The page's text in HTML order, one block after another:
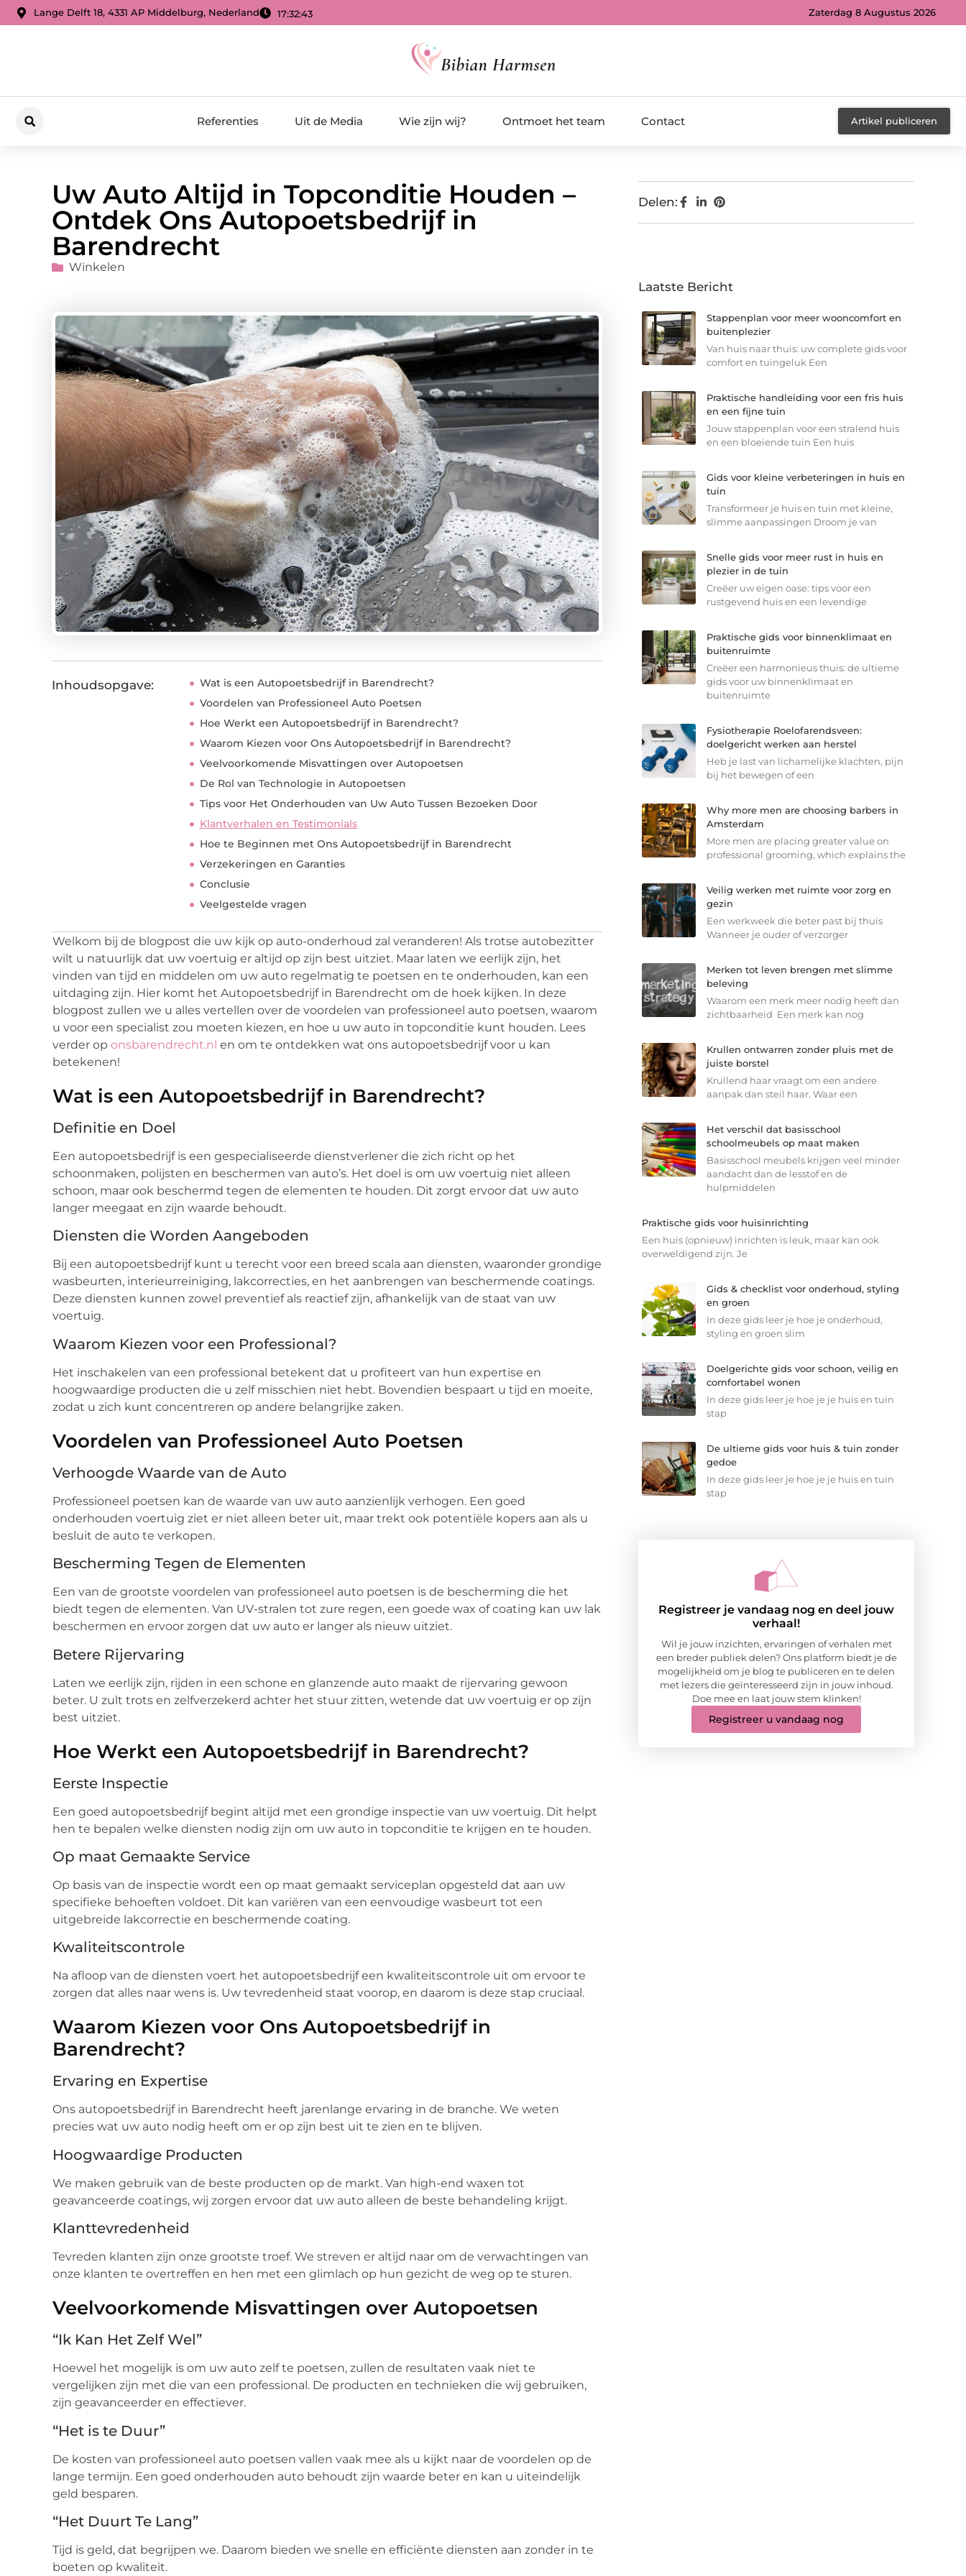
Lange Delft 18, 4331 AP Middelburg, Nederland 17:32:44 Zaterdag 8 Augustus 2026
Referenties Uit de Media Wie zijn wij? Ontmoet het team Contact Artikel publiceren
Uw Auto Altijd in Topconditie Houden –
Ontdek Ons Autopoetsbedrijf in
Barendrecht
Winkelen
Inhoudsopgave:
Wat is een Autopoetsbedrijf in Barendrecht?
Voordelen van Professioneel Auto Poetsen
Hoe Werkt een Autopoetsbedrijf in Barendrecht?
Waarom Kiezen voor Ons Autopoetsbedrijf in Barendrecht?
Veelvoorkomende Misvattingen over Autopoetsen
De Rol van Technologie in Autopoetsen
Tips voor Het Onderhouden van Uw Auto Tussen Bezoeken Door
Klantverhalen en Testimonials
Hoe te Beginnen met Ons Autopoetsbedrijf in Barendrecht
Verzekeringen en Garanties
Conclusie
Veelgestelde vragen
Welkom bij de blogpost die uw kijk op auto-onderhoud zal veranderen! Als trotse autobezitter
wilt u natuurlijk dat uw voertuig er altijd op zijn best uitziet. Maar laten we eerlijk zijn, het
vinden van tijd en middelen om uw auto regelmatig te poetsen en te onderhouden, kan een
uitdaging zijn. Hier komt het Autopoetsbedrijf in Barendrecht om de hoek kijken. In deze
blogpost zullen we u alles vertellen over de voordelen van professioneel auto poetsen, waarom
u voor een specialist zou moeten kiezen, en hoe u uw auto in topconditie kunt houden. Lees
verder op onsbarendrecht.nl en om te ontdekken wat ons autopoetsbedrijf voor u kan
betekenen!
Wat is een Autopoetsbedrijf in Barendrecht?
Definitie en Doel
Een autopoetsbedrijf is een gespecialiseerde dienstverlener die zich richt op het
schoonmaken, polijsten en beschermen van auto’s. Het doel is om uw voertuig niet alleen
schoon, maar ook beschermd tegen de elementen te houden. Dit zorgt ervoor dat uw auto
langer meegaat en zijn waarde behoudt.
Diensten die Worden Aangeboden
Bij een autopoetsbedrijf kunt u terecht voor een breed scala aan diensten, waaronder grondige
wasbeurten, interieurreiniging, lakcorrecties, en het aanbrengen van beschermende coatings.
Deze diensten kunnen zowel preventief als reactief zijn, afhankelijk van de staat van uw
voertuig.
Waarom Kiezen voor een Professional?
Het inschakelen van een professional betekent dat u profiteert van hun expertise en
hoogwaardige producten die u zelf misschien niet hebt. Bovendien bespaart u tijd en moeite,
zodat u zich kunt concentreren op andere belangrijke zaken.
Voordelen van Professioneel Auto Poetsen
Verhoogde Waarde van de Auto
Professioneel poetsen kan de waarde van uw auto aanzienlijk verhogen. Een goed
onderhouden voertuig ziet er niet alleen beter uit, maar trekt ook potentiële kopers aan als u
besluit de auto te verkopen.
Bescherming Tegen de Elementen
Een van de grootste voordelen van professioneel auto poetsen is de bescherming die het
biedt tegen de elementen. Van UV-stralen tot zure regen, een goede wax of coating kan uw lak
beschermen en ervoor zorgen dat uw auto er langer als nieuw uitziet.
Betere Rijervaring
Laten we eerlijk zijn, rijden in een schone en glanzende auto maakt de rijervaring gewoon
beter. U zult trots en zelfverzekerd achter het stuur zitten, wetende dat uw voertuig er op zijn
best uitziet.
Hoe Werkt een Autopoetsbedrijf in Barendrecht?
Eerste Inspectie
Een goed autopoetsbedrijf begint altijd met een grondige inspectie van uw voertuig. Dit helpt
hen te bepalen welke diensten nodig zijn om uw auto in topconditie te krijgen en te houden.
Op maat Gemaakte Service
Op basis van de inspectie wordt een op maat gemaakt serviceplan opgesteld dat aan uw
specifieke behoeften voldoet. Dit kan variëren van een eenvoudige wasbeurt tot een
uitgebreide lakcorrectie en beschermende coating.
Kwaliteitscontrole
Na afloop van de diensten voert het autopoetsbedrijf een kwaliteitscontrole uit om ervoor te
zorgen dat alles naar wens is. Uw tevredenheid staat voorop, en daarom is deze stap cruciaal.
Waarom Kiezen voor Ons Autopoetsbedrijf in
Barendrecht?
Ervaring en Expertise
Ons autopoetsbedrijf in Barendrecht heeft jarenlange ervaring in de branche. We weten
precies wat uw auto nodig heeft om er op zijn best uit te zien en te blijven.
Hoogwaardige Producten
We maken gebruik van de beste producten op de markt. Van high-end waxen tot
geavanceerde coatings, wij zorgen ervoor dat uw auto alleen de beste behandeling krijgt.
Klanttevredenheid
Tevreden klanten zijn onze grootste troef. We streven er altijd naar om de verwachtingen van
onze klanten te overtreffen en hen met een glimlach op hun gezicht de weg op te sturen.
Veelvoorkomende Misvattingen over Autopoetsen
“Ik Kan Het Zelf Wel”
Hoewel het mogelijk is om uw auto zelf te poetsen, zullen de resultaten vaak niet te
vergelijken zijn met die van een professional. De producten en technieken die wij gebruiken,
zijn geavanceerder en effectiever.
“Het is te Duur”
De kosten van professioneel auto poetsen vallen vaak mee als u kijkt naar de voordelen op de
lange termijn. Een goed onderhouden auto behoudt zijn waarde beter en kan u uiteindelijk
geld besparen.
“Het Duurt Te Lang”
Tijd is geld, dat begrijpen we. Daarom bieden we snelle en efficiënte diensten aan zonder in te
boeten op kwaliteit.
Delen:
Laatste Bericht
Stappenplan voor meer wooncomfort en
buitenplezier
Van huis naar thuis: uw complete gids voor
comfort en tuingeluk Een
Praktische handleiding voor een fris huis
en een fijne tuin
Jouw stappenplan voor een stralend huis
en een bloeiende tuin Een huis
Gids voor kleine verbeteringen in huis en
tuin
Transformeer je huis en tuin met kleine,
slimme aanpassingen Droom je van
Snelle gids voor meer rust in huis en
plezier in de tuin
Creëer uw eigen oase: tips voor een
rustgevend huis en een levendige
Praktische gids voor binnenklimaat en
buitenruimte
Creëer een harmonieus thuis: de ultieme
gids voor uw binnenklimaat en
buitenruimte
Fysiotherapie Roelofarendsveen:
doelgericht werken aan herstel
Heb je last van lichamelijke klachten, pijn
bij het bewegen of een
Why more men are choosing barbers in
Amsterdam
More men are placing greater value on
professional grooming, which explains the
Veilig werken met ruimte voor zorg en
gezin
Een werkweek die beter past bij thuis
Wanneer je ouder of verzorger
Merken tot leven brengen met slimme
beleving
Waarom een merk meer nodig heeft dan
zichtbaarheid Een merk kan nog
Krullen ontwarren zonder pluis met de
juiste borstel
Krullend haar vraagt om een andere
aanpak dan steil haar. Waar een
Het verschil dat basisschool
schoolmeubels op maat maken
Basisschool meubels krijgen veel minder
aandacht dan de lesstof en de
hulpmiddelen
Praktische gids voor huisinrichting
Een huis (opnieuw) inrichten is leuk, maar kan ook
overweldigend zijn. Je
Gids & checklist voor onderhoud, styling
en groen
In deze gids leer je hoe je onderhoud,
styling en groen slim
Doelgerichte gids voor schoon, veilig en
comfortabel wonen
In deze gids leer je hoe je je huis en tuin
stap
De ultieme gids voor huis & tuin zonder
gedoe
In deze gids leer je hoe je je huis en tuin
stap
Registreer je vandaag nog en deel jouw
verhaal!
Wil je jouw inzichten, ervaringen of verhalen met
een breder publiek delen? Ons platform biedt je de
mogelijkheid om je blog te publiceren en te delen
met lezers die geïnteresseerd zijn in jouw inhoud.
Doe mee en laat jouw stem klinken!
Registreer u vandaag nog